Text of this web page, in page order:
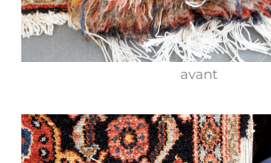
avant